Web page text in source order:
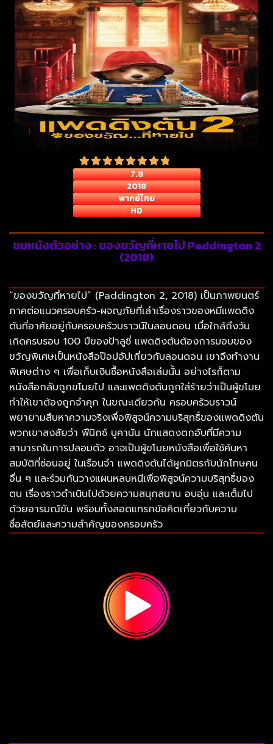
7.8
2018
พากย์ไทย
HD
ชมหนังตัวอย่าง : ของขวัญที่หายไป Paddington 2
(2018)
“ของขวัญที่หายไป” (Paddington 2, 2018) เป็นภาพยนตร์
ภาคต่อแนวครอบครัว-ผจญภัยที่เล่าเรื่องราวของหมีแพดดิง
ตันที่อาศัยอยู่กับครอบครัวบราวน์ในลอนดอน เมื่อใกล้ถึงวัน
เกิดครบรอบ 100 ปีของป้าลูซี่ แพดดิงตันต้องการมอบของ
ขวัญพิเศษเป็นหนังสือป๊อปอัปเกี่ยวกับลอนดอน เขาจึงทำงาน
พิเศษต่าง ๆ เพื่อเก็บเงินซื้อหนังสือเล่มนั้น อย่างไรก็ตาม
หนังสือกลับถูกขโมยไป และแพดดิงตันถูกใส่ร้ายว่าเป็นผู้ขโมย
ทำให้เขาต้องถูกจำคุก ในขณะเดียวกัน ครอบครัวบราวน์
พยายามสืบหาความจริงเพื่อพิสูจน์ความบริสุทธิ์ของแพดดิงตัน
พวกเขาสงสัยว่า ฟีนิกซ์ บูคานัน นักแสดงตกอับที่มีความ
สามารถในการปลอมตัว อาจเป็นผู้ขโมยหนังสือเพื่อใช้ค้นหา
สมบัติที่ซ่อนอยู่ ในเรือนจำ แพดดิงตันได้ผูกมิตรกับนักโทษคน
อื่น ๆ และร่วมกันวางแผนหลบหนีเพื่อพิสูจน์ความบริสุทธิ์ของ
ตน เรื่องราวดำเนินไปด้วยความสนุกสนาน อบอุ่น และเต็มไป
ด้วยอารมณ์ขัน พร้อมทั้งสอดแทรกข้อคิดเกี่ยวกับความ
ซื่อสัตย์และความสำคัญของครอบครัว